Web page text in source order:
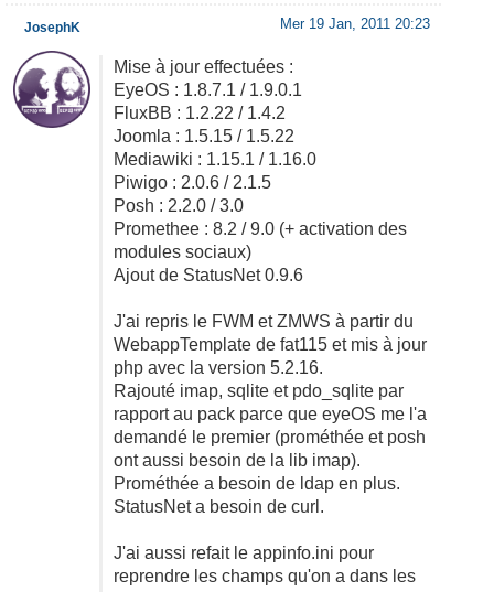
Mer 19 Jan, 2011 20:23
Mise à jour effectuées :
EyeOS : 1.8.7.1 / 1.9.0.1
FluxBB : 1.2.22 / 1.4.2
Joomla : 1.5.15 / 1.5.22
Mediawiki : 1.15.1 / 1.16.0
Piwigo : 2.0.6 / 2.1.5
Posh : 2.2.0 / 3.0
Promethee : 8.2 / 9.0 (+ activation des
modules sociaux)
Ajout de StatusNet 0.9.6
J'ai repris le FWM et ZMWS à partir du
WebappTemplate de fat115 et mis à jour
php avec la version 5.2.16.
Rajouté imap, sqlite et pdo_sqlite par
rapport au pack parce que eyeOS me l'a
demandé le premier (prométhée et posh
ont aussi besoin de la lib imap).
Prométhée a besoin de ldap en plus.
StatusNet a besoin de curl.
J'ai aussi refait le appinfo.ini pour
reprendre les champs qu'on a dans les
JosephK